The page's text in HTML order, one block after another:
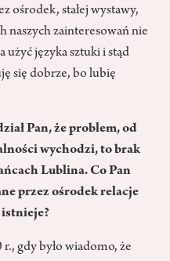
ośrodek, stałej wystawy,
naszych zainteresowań nie
użyć języka sztuki i stąd
się dobrze, bo lubię
Pan, że problem, od
wychodzi, to brak
Lublina. Co Pan
przez ośrodek relacje
istnieje?
gdy było wiadomo, że